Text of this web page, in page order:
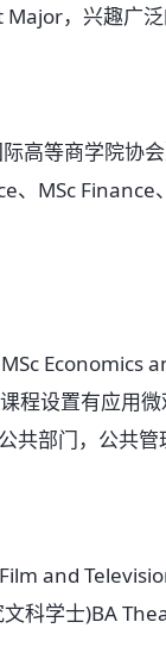
，兴趣广泛
等商学院协
、MSc
Economics
程设置有应用
部门，公共管
and
科学士)BA